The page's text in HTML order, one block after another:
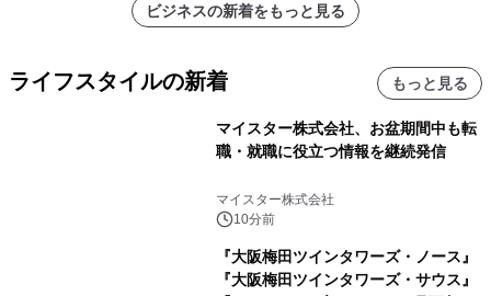
ビジネスの新着をもっと見る
ライフスタイルの新着 もっと見る
マイスター株式会社、お盆期間中も転
職・就職に役立つ情報を継続発信
マイスター株式会社
10分前
『大阪梅田ツインタワーズ・ノース』
『大阪梅田ツインタワーズ・サウス』